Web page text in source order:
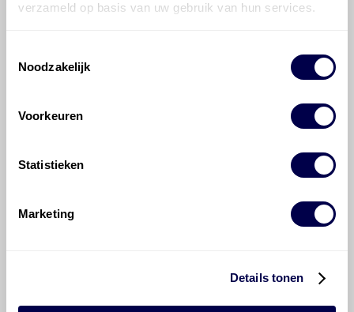
verzameld op basis van uw gebruik van hun services.
Noodzakelijk
Voorkeuren
Statistieken
Marketing
Details tonen
informatie mag noch geheel noch gedeeltelijk worden
gereproduceerd, opgeslagen in een database of op
om ervoor te zorgen dat deze gegevens zo accuraat
en compleet mogelijk zijn, wordt geen